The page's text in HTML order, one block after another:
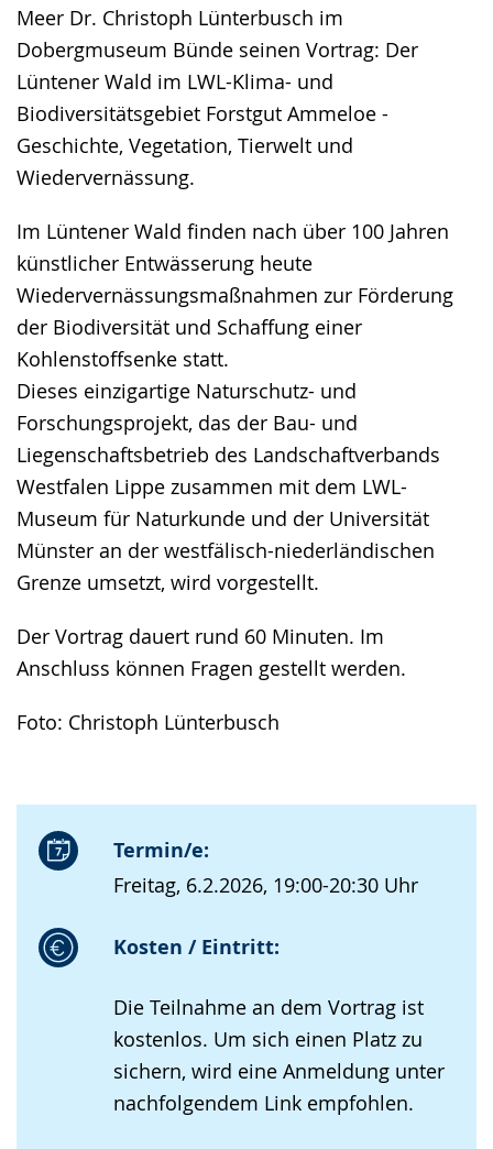
Meer Dr. Christoph Lünterbusch im
Dobergmuseum Bünde seinen Vortrag: Der
Lüntener Wald im LWL-Klima- und
Biodiversitätsgebiet Forstgut Ammeloe -
Geschichte, Vegetation, Tierwelt und
Wiedervernässung.
Im Lüntener Wald finden nach über 100 Jahren
künstlicher Entwässerung heute
Wiedervernässungsmaßnahmen zur Förderung
der Biodiversität und Schaffung einer
Kohlenstoffsenke statt.
Dieses einzigartige Naturschutz- und
Forschungsprojekt, das der Bau- und
Liegenschaftsbetrieb des Landschaftverbands
Westfalen Lippe zusammen mit dem LWL-
Museum für Naturkunde und der Universität
Münster an der westfälisch-niederländischen
Grenze umsetzt, wird vorgestellt.
Der Vortrag dauert rund 60 Minuten. Im
Anschluss können Fragen gestellt werden.
Foto: Christoph Lünterbusch
Termin/e:
Freitag, 6.2.2026, 19:00-20:30 Uhr
Kosten / Eintritt:
Die Teilnahme an dem Vortrag ist
kostenlos. Um sich einen Platz zu
sichern, wird eine Anmeldung unter
nachfolgendem Link empfohlen.